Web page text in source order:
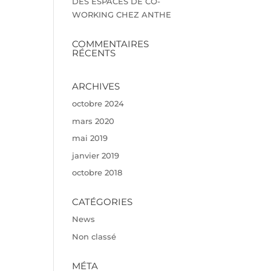
WORKING CHEZ ANTHE
COMMENTAIRES
RÉCENTS
ARCHIVES
octobre 2024
mars 2020
mai 2019
janvier 2019
octobre 2018
CATÉGORIES
News
Non classé
MÉTA